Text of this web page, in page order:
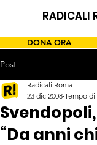
RADICALI
DONA ORA
Post
“Da anni
Radicali Roma
23 dic 2008 Tempo di